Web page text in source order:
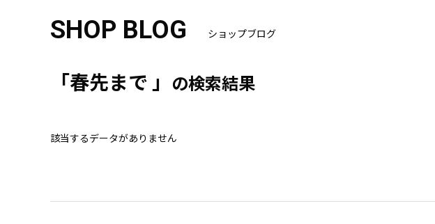
SHOP BLOG ショップブログ
「春先まで 」 の検索結果
該当するデータがありません